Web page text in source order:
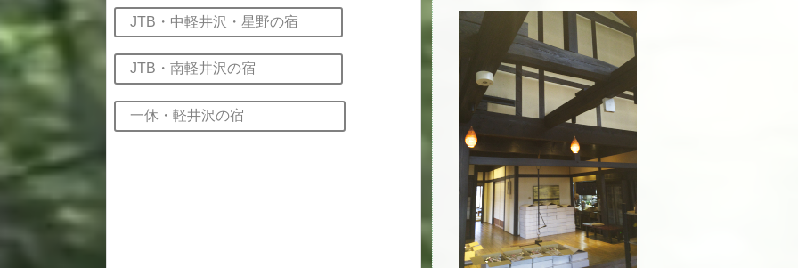
JTB・中軽井沢・星野の宿
JTB・南軽井沢の宿
一休・軽井沢の宿